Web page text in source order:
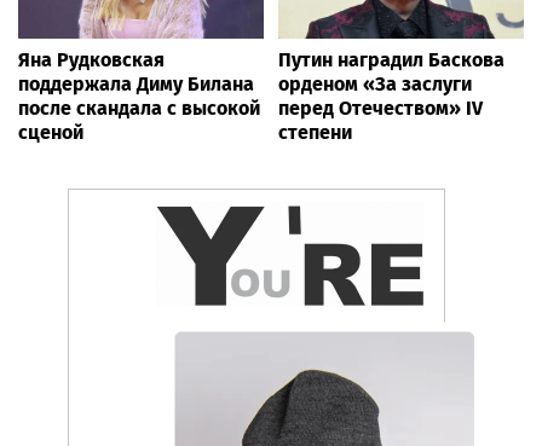
Яна Рудковская
поддержала Диму Билана
после скандала с высокой
сценой
Путин наградил Баскова
орденом «За заслуги
перед Отечеством» IV
степени